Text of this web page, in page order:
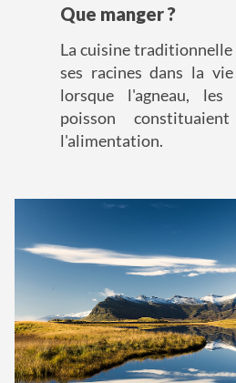
Que manger ?
La cuisine traditionnelle
ses racines dans la
lorsque l'agneau,
poisson
l'alimentation.